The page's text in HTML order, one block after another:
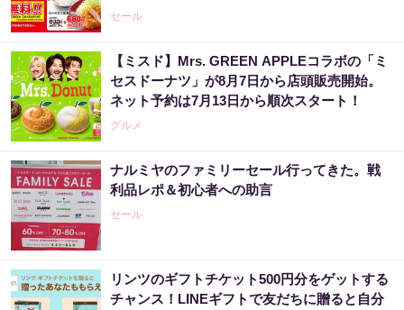
セール
【ミスド】Mrs. GREEN APPLEコラボの「ミ
セスドーナツ」が8月7日から店頭販売開始。
ネット予約は7月13日から順次スタート！
グルメ
ナルミヤのファミリーセール行ってきた。戦
利品レポ＆初心者への助言
セール
リンツのギフトチケット500円分をゲットする
チャンス！LINEギフトで友だちに贈ると自分